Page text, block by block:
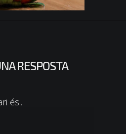
RESPOSTA
és..